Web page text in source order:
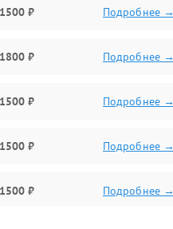
₽ Подробнее →
₽ Подробнее →
₽ Подробнее →
₽ Подробнее →
₽ Подробнее →